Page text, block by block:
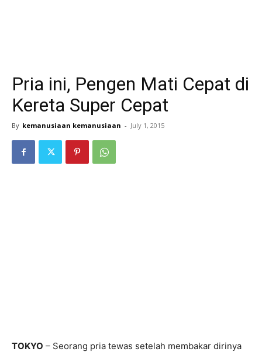
Pria ini, Pengen Mati Cepat di
Kereta Super Cepat
By kemanusiaan kemanusiaan - July 1, 2015
TOKYO – Seorang pria tewas setelah membakar dirinya